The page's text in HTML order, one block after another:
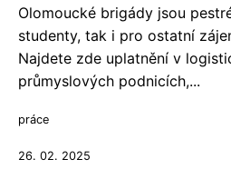
Olomoucké brigády jsou
studenty, tak i pro ostatní
Najdete zde uplatnění v
průmyslových podnicích,...
práce
26. 02. 2025